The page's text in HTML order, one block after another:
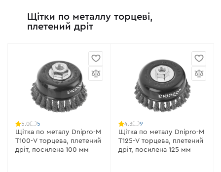
Щітки по металлу торцеві,
плетений дріт
5.0 5
Щітка по металу Dnipro-M
Т100-V торцева, плетений
дріт, посилена 100 мм
4.3 9
Щітка по металу Dnipro-M
Т125-V торцева, плетений
дріт, посилена 125 мм